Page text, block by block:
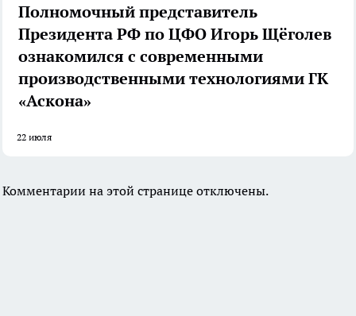
Полномочный представитель
Президента РФ по ЦФО Игорь Щёголев
ознакомился с современными
производственными технологиями ГК
«Аскона»
22 июля
Комментарии на этой странице отключены.